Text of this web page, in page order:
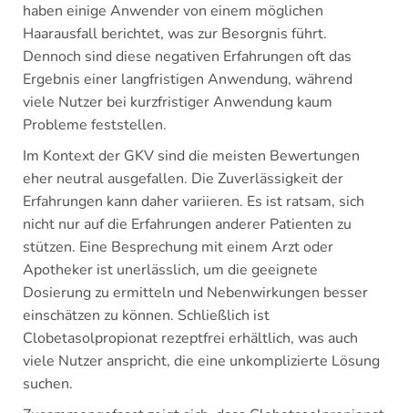
haben einige Anwender von einem möglichen
Haarausfall berichtet, was zur Besorgnis führt.
Dennoch sind diese negativen Erfahrungen oft das
Ergebnis einer langfristigen Anwendung, während
viele Nutzer bei kurzfristiger Anwendung kaum
Probleme feststellen.
Im Kontext der GKV sind die meisten Bewertungen
eher neutral ausgefallen. Die Zuverlässigkeit der
Erfahrungen kann daher variieren. Es ist ratsam, sich
nicht nur auf die Erfahrungen anderer Patienten zu
stützen. Eine Besprechung mit einem Arzt oder
Apotheker ist unerlässlich, um die geeignete
Dosierung zu ermitteln und Nebenwirkungen besser
einschätzen zu können. Schließlich ist
Clobetasolpropionat rezeptfrei erhältlich, was auch
viele Nutzer anspricht, die eine unkomplizierte Lösung
suchen.